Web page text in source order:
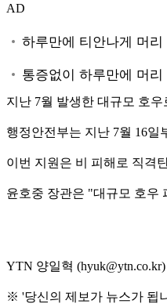
AD
지난 7월 발생한 대규모 호
행정안전부는 지난 7월 16일
이번 지원은 비 피해로 직격
윤호중 장관은 "대규모 호우
YTN 양일혁 (hyuk@ytn.co.kr)
※ '당신의 제보가 뉴스가 됩